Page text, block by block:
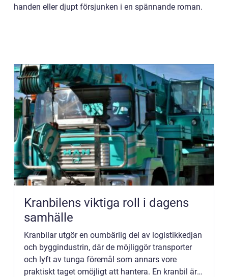
handen eller djupt försjunken i en spännande roman.
Kranbilens viktiga roll i dagens
samhälle
Kranbilar utgör en oumbärlig del av logistikkedjan
och byggindustrin, där de möjliggör transporter
och lyft av tunga föremål som annars vore
praktiskt taget omöjligt att hantera. En kranbil är i